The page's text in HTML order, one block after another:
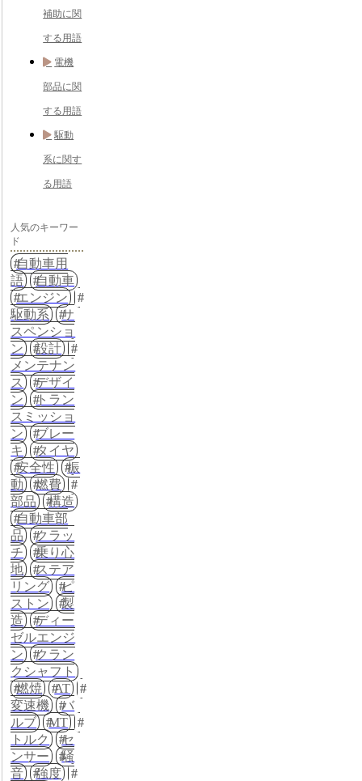
補助に関
する用語
電機
部品に関
する用語
駆動
系に関す
る用語
人気のキーワー
ド
自動車用
語
自動車
エンジン
駆動系
サ
スペンショ
ン
設計
メンテナン
ス
デザイ
ン
トラン
スミッショ
ン
ブレー
キ
タイヤ
安全性
振
動
燃費
部品
構造
自動車部
品
クラッ
チ
乗り心
地
ステア
リング
ピ
ストン
製
造
ディー
ゼルエンジ
ン
クラン
クシャフト
燃焼
AT
変速機
バ
ルブ
MT
トルク
セ
ンサー
騒
音
強度